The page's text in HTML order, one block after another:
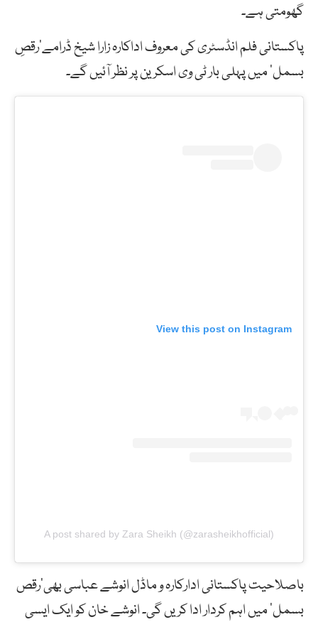
گھومتی ہے۔
پاکستانی فلم انڈسٹری کی معروف اداکارہ زارا شیخ ڈرامے’رقصِ
بسمل’ میں پہلی بار ٹی وی اسکرین پر نظر آئیں گے۔
View this post on Instagram
A post shared by Zara Sheikh (@zarasheikhofficial)
باصلاحیت پاکستانی ادارکارہ و ماڈل انوشے عباسی بھی’رقص
بسمل‘ میں اہم کردار ادا کریں گی۔ انوشے خان کو ایک ایسی